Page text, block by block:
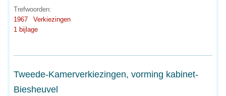
Trefwoorden:
1967
Verkiezingen
1 bijlage
Tweede-Kamerverkiezingen, vorming kabinet-
Biesheuvel